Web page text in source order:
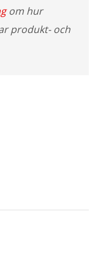
om hur
produkt- och